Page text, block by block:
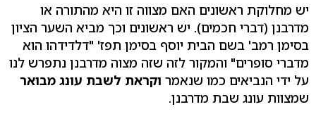
יש מחלוקת ראשונים האם מצווה זו היא מהתורה או
מדרבנן (דברי חכמים). יש ראשונים וכך מביא השער הציון
בסימן רמב' בשם הבית יוסף בסימן תפז' "דלדידהו הוא
מדברי סופרים" והמקור לזה שזה מצוה מדרבנן נתפרש לנו
על ידי הנביאים כמו שנאמר וקראת לשבת עונג מבואר
שמצוות עונג שבת מדרבנן.